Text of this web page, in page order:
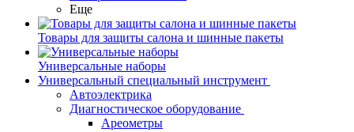
Еще
Товары для защиты салона и шинные пакеты
Универсальные наборы
Универсальный специальный инструмент
Автоэлектрика
Диагностическое оборудование
Ареометры